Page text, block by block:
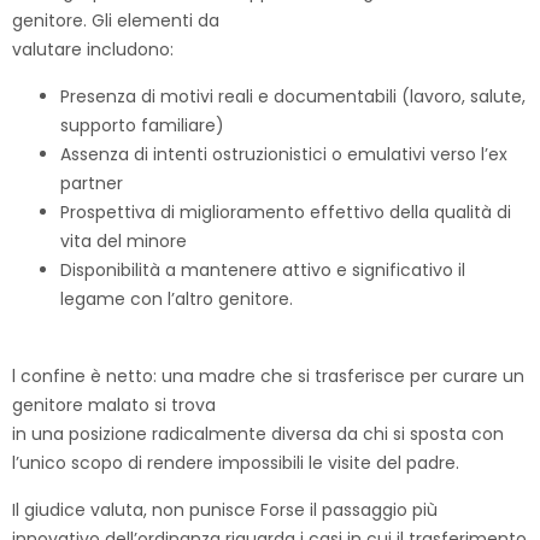
genitore. Gli elementi da
valutare includono:
Presenza di motivi reali e documentabili (lavoro, salute,
supporto familiare)
Assenza di intenti ostruzionistici o emulativi verso l’ex
partner
Prospettiva di miglioramento effettivo della qualità di
vita del minore
Disponibilità a mantenere attivo e significativo il
legame con l’altro genitore.
l confine è netto: una madre che si trasferisce per curare un
genitore malato si trova
in una posizione radicalmente diversa da chi si sposta con
l’unico scopo di rendere impossibili le visite del padre.
Il giudice valuta, non punisce Forse il passaggio più